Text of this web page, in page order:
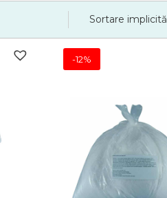
Sortare implicită
-12%